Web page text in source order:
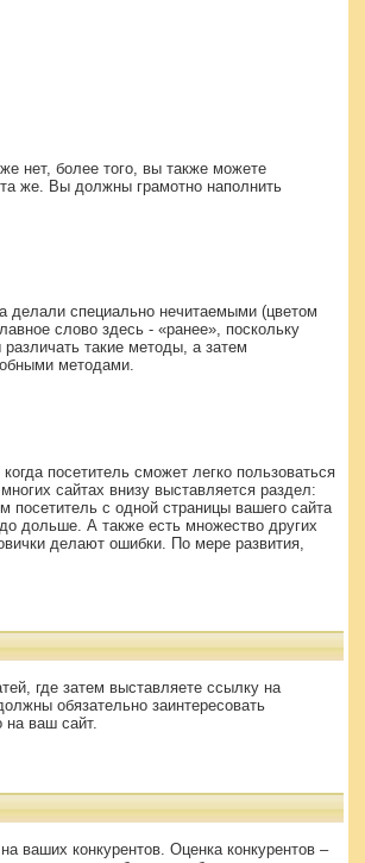
нет, более того, вы также можете
же. Вы должны грамотно наполнить
делали специально нечитаемыми (цветом
слово здесь - «ранее», поскольку
такие методы, а затем
методами.
посетитель сможет легко пользоваться
сайтах внизу выставляется раздел:
с одной страницы вашего сайта
дольше. А также есть множество других
делают ошибки. По мере развития,
где затем выставляете ссылку на
обязательно заинтересовать
на ваш сайт.
ваших конкурентов. Оценка конкурентов –